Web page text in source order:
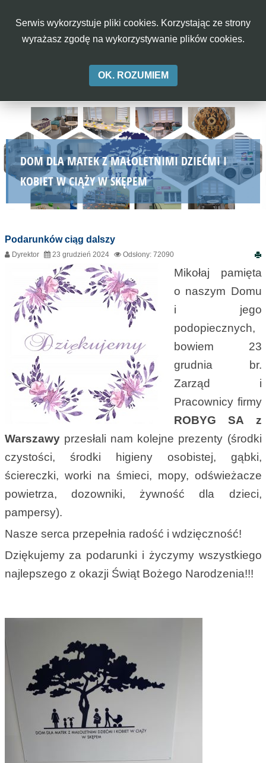
Aa A-
DOM DLA MATEK Z MAŁOLETNIMI DZIEĆMI I
KOBIET W CIĄŻY W SKĘPEM
Podarunków ciąg dalszy
Dyrektor 23 grudzień 2024 Odsłony: 72090
Mikołaj pamięta
o naszym Domu
i jego
podopiecznych,
bowiem 23
grudnia br.
Zarząd i
Pracownicy firmy
ROBYG SA z
Warszawyprzesłali nam kolejne prezenty (środki
czystości, środki higieny osobistej, gąbki,
ściereczki, worki na śmieci, mopy, odświeżacze
powietrza, dozowniki, żywność dla dzieci,
pampersy).
Nasze serca przepełnia radość i wdzięczność!
Dziękujemy za podarunki i życzymy wszystkiego
najlepszego z okazji Świąt Bożego Narodzenia!!!
Serwis wykorzystuje pliki cookies. Korzystając ze strony
wyrażasz zgodę na wykorzystywanie plików cookies.
OK. ROZUMIEM